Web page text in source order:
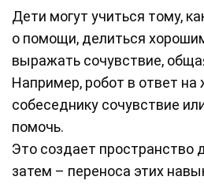
Дети могут учиться тому,
о помощи, делиться
выражать сочувствие,
Например, робот в ответ на
собеседнику сочувствие
помочь.
Это создает пространство
затем – переноса этих